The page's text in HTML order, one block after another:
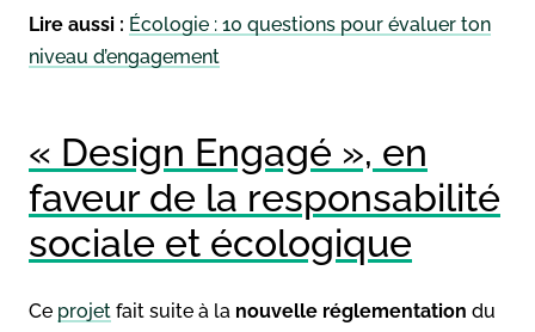
Lire aussi : Écologie : 10 questions pour évaluer ton
niveau d’engagement
« Design Engagé », en
faveur de la responsabilité
sociale et écologique
Ce projet fait suite à la nouvelle réglementation du